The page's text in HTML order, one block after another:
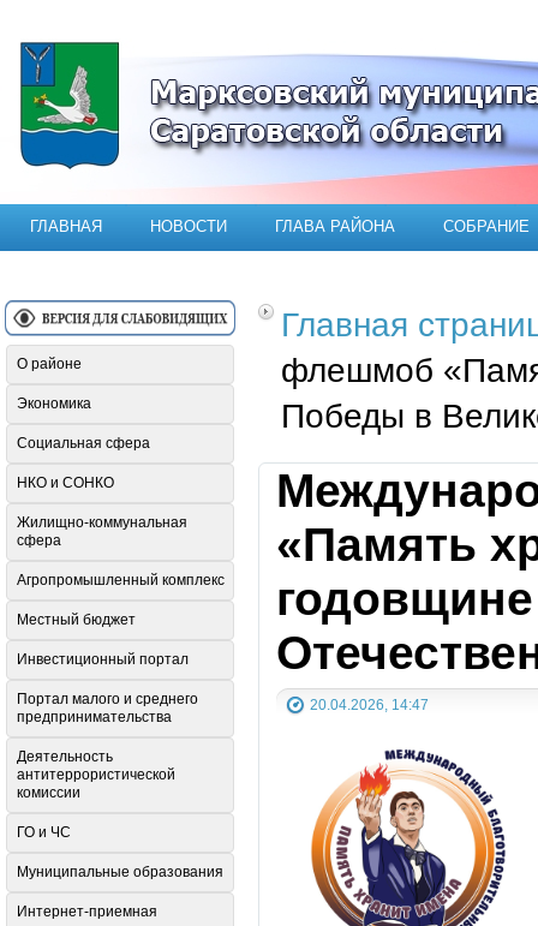
Официальный сайт Марксовского
ГЛАВНАЯ НОВОСТИ ГЛАВА РАЙОНА СОБРАНИЕ
Главная
флешмоб
Победы в
«Память
20.04.2026, 14:47
О районе
Экономика
Социальная сфера
НКО и СОНКО
Жилищно-коммунальная
сфера
Агропромышленный комплекс
Местный бюджет
Инвестиционный портал
Портал малого и среднего
предпринимательства
Деятельность
антитеррористической
комиссии
ГО и ЧС
Муниципальные образования
Интернет-приемная